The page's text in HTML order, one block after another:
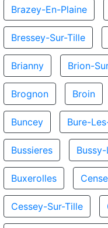
Brazey-En-Plaine
Bressey-Sur-Tille
Brianny Brion-
Brognon Broin
Buncey Bure-
Bussieres
Buxerolles
Cessey-Sur-Tille